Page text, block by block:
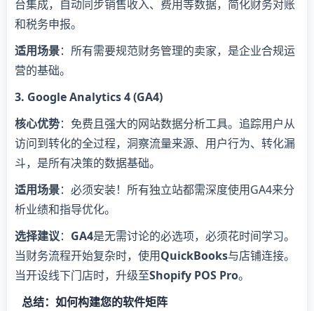
台集成，自动同步销售收入、费用等数据，简化财务对账
和税务申报。
​适用场景​​：所有需要规范财务管理的卖家，是企业合规运
营的基础。
​3. Google Analytics 4 (GA4)​
​核心优势​​：免费且强大的网站数据分析工具。追踪用户从
访问到转化的全过程，洞察流量来源、用户行为、转化漏
斗，是所有决策的数据基础。
​适用场景​​：必须安装！所有独立站都需深度使用GA4来分
析业绩和指导优化。
​选择建议​​：​ ​GA4​​是无需讨论的必选项，必须花时间学习。
当财务流程开始复杂时，使用​​QuickBooks​​与店铺连接。
当开设线下门店时，升级至​​Shopify POS Pro​​。
总结：如何构建您的软件矩阵